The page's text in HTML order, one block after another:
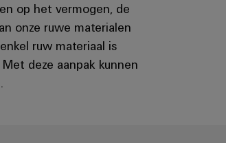
op het vermogen, de
onze ruwe materialen
ruw materiaal is
deze aanpak kunnen